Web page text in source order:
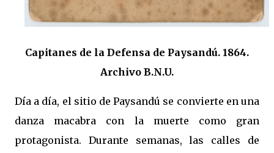
Capitanes de la Defensa de Paysandú. 1864.
Archivo B.N.U.
Día a día, el sitio de Paysandú se convierte en una
danza macabra con la muerte como gran
protagonista. Durante semanas, las calles de